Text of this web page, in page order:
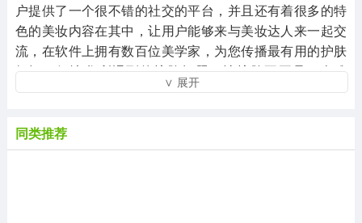
户提供了一个很不错的社交的平台，并且还有着很多的特
色的美妆内容在其中，让用户能够来与美妆达人来一起交
流，在软件上拥有数百位美学家，为您传播最有用的护肤
知识，解决您所遇到的护肤问题，让护肤不再是一个难
题，并且还会与您分享实用化妆品，是女生美肤的福音，
系，另一方面致力于高效解决用户实际生活中遇到的美妆
问题，用户可通过更为细化和丰富的标签方便地搜索和学
∨ 展开
同类推荐